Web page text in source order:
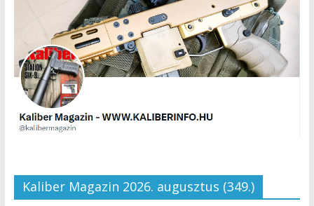
Kaliber Magazin 2026. augusztus (349.)